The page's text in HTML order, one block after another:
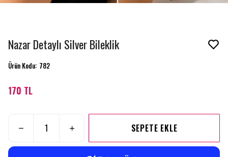
Nazar Detaylı Silver Bileklik
Ürün Kodu: 782
170 TL
SEPETE EKLE